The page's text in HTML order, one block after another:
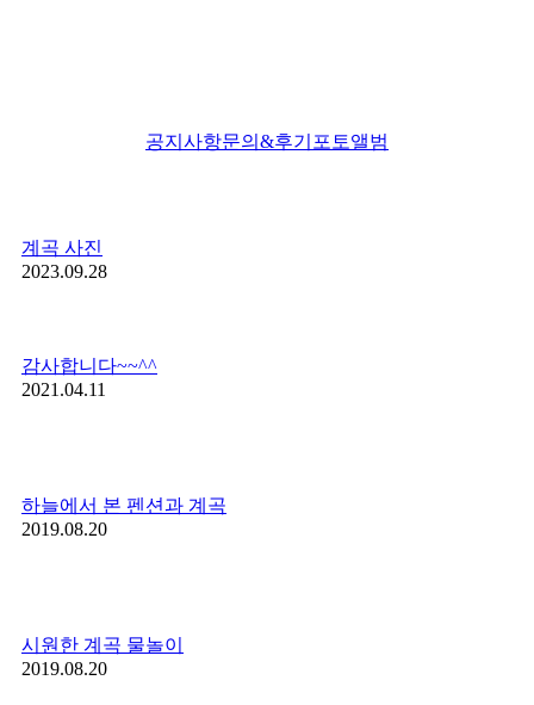
공지사항문의&후기 포토앨범
계곡 사진
2023.09.28
감사합니다~~^^
2021.04.11
하늘에서 본 펜션과 계곡
2019.08.20
시원한 계곡 물놀이
2019.08.20